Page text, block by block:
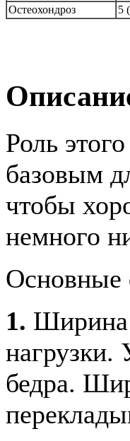
Остеохондроз
5
Роль
базовым
чтобы
немного
1. Ширина
нагрузки.
бедра.